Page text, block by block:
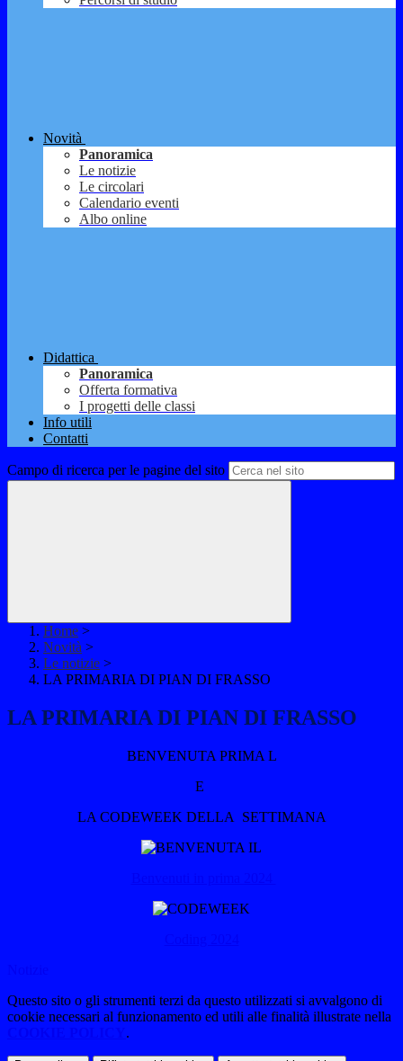
Novità
Panoramica
Le notizie
Le circolari
Calendario eventi
Albo online
Didattica
Panoramica
Offerta formativa
I progetti delle classi
Info utili
Contatti
Campo di ricerca per le pagine del sito
Home >
Novità >
Le notizie >
LA PRIMARIA DI PIAN DI FRASSO
LA PRIMARIA DI PIAN DI FRASSO
BENVENUTA PRIMA L
E
LA CODEWEEK DELLA SETTIMANA
Questo sito o gli strumenti terzi da questo utilizzati si avvalgono di
cookie necessari al funzionamento ed utili alle finalità illustrate nella
.